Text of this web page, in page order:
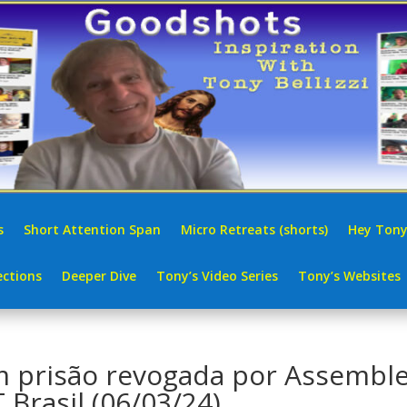
Short Attention Span Micro Retreats (shorts) Hey
Deeper Dive Tony’s Video Series Tony’s Websites
prisão revogada por